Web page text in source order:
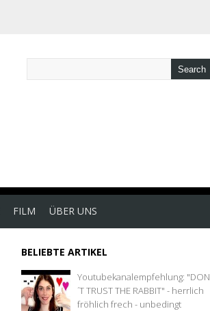
FILM ÜBER UNS
BELIEBTE ARTIKEL
Youtubekanalempfehlung: "DON
´T TRUST THE RABBIT" - herrlich
fröhlich frech - unbedingt